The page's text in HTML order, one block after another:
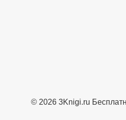
© 2026 3Knigi.ru